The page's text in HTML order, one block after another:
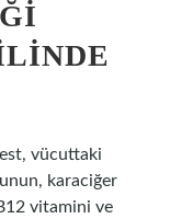
vücuttaki
karaciğer
vitamini ve